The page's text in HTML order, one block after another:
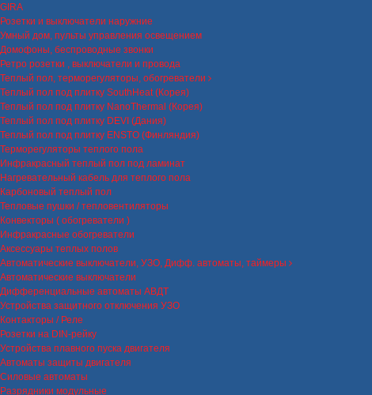
GIRA
Розетки и выключатели наружние
Умный дом, пульты управления освещением
Домофоны, беспроводные звонки
Ретро розетки , выключатели и провода
Теплый пол, терморегуляторы, обогреватели
Теплый пол под плитку SouthHeat (Корея)
Теплый пол под плитку NanoThermal (Корея)
Теплый пол под плитку DEVI (Дания)
Теплый пол под плитку ENSTO (Финляндия)
Терморегуляторы теплого пола
Инфракрасный теплый пол под ламинат
Нагревательный кабель для теплого пола
Карбоновый теплый пол
Тепловые пушки / тепловентиляторы
Конвекторы ( обогреватели )
Инфракрасные обогреватели
Аксессуары теплых полов
Автоматические выключатели, УЗО, Дифф. автоматы, таймеры
Автоматические выключатели
Дифференциальные автоматы АВДТ
Устройства защитного отключения УЗО
Контакторы / Реле
Розетки на DIN-рейку
Устройства плавного пуска двигателя
Автоматы защиты двигателя
Силовые автоматы
Разрядники модульные